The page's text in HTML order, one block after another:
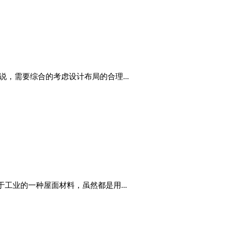
，需要综合的考虑设计布局的合理...
业的一种屋面材料，虽然都是用...